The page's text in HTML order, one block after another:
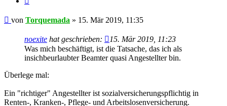
Beitrag
von Torquemada » 15. Mär 2019, 11:35
noexite hat geschrieben:
15. Mär 2019, 11:23
Was mich beschäftigt, ist die Tatsache, das ich als
insichbeurlaubter Beamter quasi Angestellter bin.
Überlege mal:
Ein "richtiger" Angestellter ist sozialversicherungspflichtig in
Renten-, Kranken-, Pflege- und Arbeitslosenversicherung.